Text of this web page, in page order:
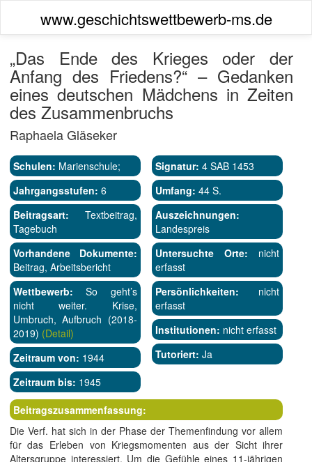
www.geschichtswettbewerb-ms.de
„Das Ende des Krieges oder der
Anfang des Friedens?“ – Gedanken
eines deutschen Mädchens in Zeiten
des Zusammenbruchs
Raphaela Gläseker
Schulen: Marienschule;
Jahrgangsstufen: 6
Beitragsart: Textbeitrag,
Tagebuch
Vorhandene Dokumente:
Beitrag, Arbeitsbericht
Wettbewerb: So geht’s
nicht weiter. Krise,
Umbruch, Aufbruch (2018-
2019) (Detail)
Zeitraum von: 1944
Zeitraum bis: 1945
Signatur: 4 SAB 1453
Umfang: 44 S.
Auszeichnungen:
Landespreis
Untersuchte Orte: nicht
erfasst
Persönlichkeiten: nicht
erfasst
Institutionen: nicht erfasst
Tutoriert: Ja
Beitragszusammenfassung:
Die Verf. hat sich in der Phase der Themenfindung vor allem
für das Erleben von Kriegsmomenten aus der Sicht ihrer
Altersgruppe interessiert. Um die Gefühle eines 11-jährigen